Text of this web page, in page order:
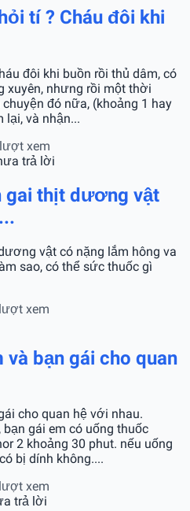
tí ? Cháu đôi khi
đôi khi buồn rồi thủ dâm, có
xuyên, nhưng rồi một thời
đó nữa, (khoảng 1 hay
lại, và nhận...
xem
trả lời
gai thịt dương vật
vật có nặng lắm hông va
sao, có thể sức thuốc gì
xem
và bạn gái cho quan
cho quan hệ với nhau.
gái em có uống thuốc
2 khoảng 30 phut. nếu uống
bị dính không....
xem
trả lời